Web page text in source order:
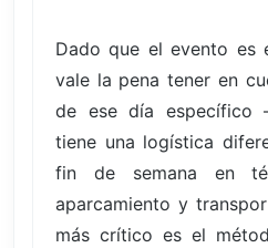
Dado que el evento es
vale la pena tener en
de ese día
tiene una logística
fin de semana en
aparcamiento y
más crítico es el